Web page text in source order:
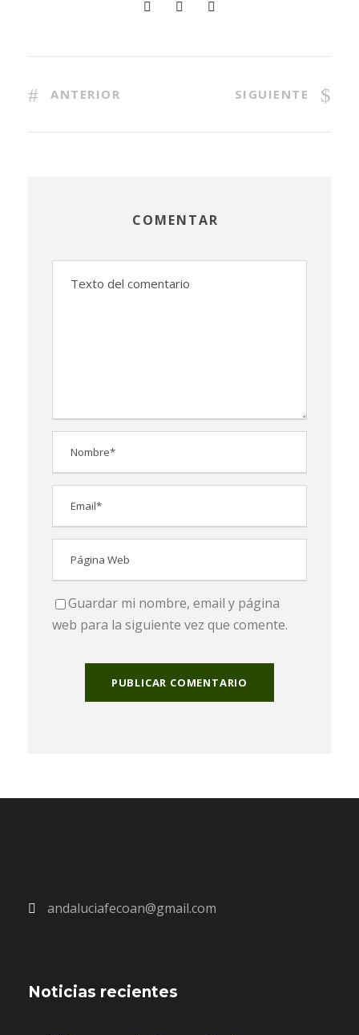
ANTERIOR SIGUIENTE
COMENTAR
Guardar mi nombre, email y página
web para la siguiente vez que comente.
andaluciafecoan@gmail.com
Noticias recientes